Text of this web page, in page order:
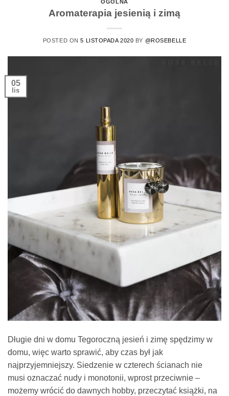
OGÓLNA
Aromaterapia jesienią i zimą
POSTED ON5 LISTOPADA 2020 BY @ROSEBELLE
05
lis
Długie dni w domu Tegoroczną jesień i zimę spędzimy w
domu, więc warto sprawić, aby czas był jak
najprzyjemniejszy. Siedzenie w czterech ścianach nie
musi oznaczać nudy i monotonii, wprost przeciwnie –
możemy wrócić do dawnych hobby, przeczytać książki, na